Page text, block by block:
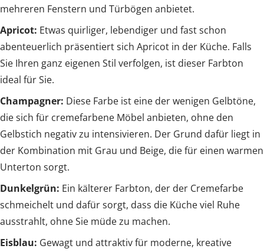
mehreren Fenstern und Türbögen anbietet.
Apricot: Etwas quirliger, lebendiger und fast schon
abenteuerlich präsentiert sich Apricot in der Küche. Falls
Sie Ihren ganz eigenen Stil verfolgen, ist dieser Farbton
ideal für Sie.
Champagner: Diese Farbe ist eine der wenigen Gelbtöne,
die sich für cremefarbene Möbel anbieten, ohne den
Gelbstich negativ zu intensivieren. Der Grund dafür liegt in
der Kombination mit Grau und Beige, die für einen warmen
Unterton sorgt.
Dunkelgrün: Ein kälterer Farbton, der der Cremefarbe
schmeichelt und dafür sorgt, dass die Küche viel Ruhe
ausstrahlt, ohne Sie müde zu machen.
Eisblau: Gewagt und attraktiv für moderne, kreative